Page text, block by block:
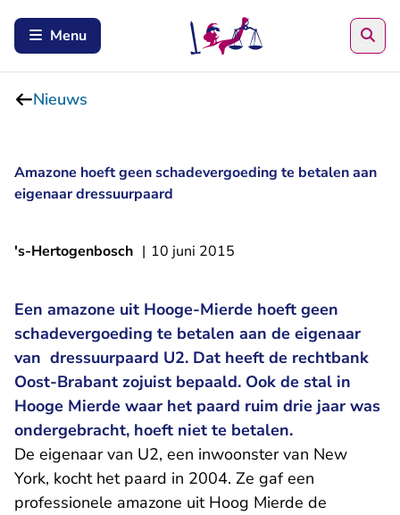
Menu
Nieuws
Amazone hoeft geen schadevergoeding te betalen aan
eigenaar dressuurpaard
's-Hertogenbosch | 10 juni 2015
Een amazone uit Hooge-Mierde hoeft geen
schadevergoeding te betalen aan de eigenaar
van dressuurpaard U2. Dat heeft de rechtbank
Oost-Brabant zojuist bepaald. Ook de stal in
Hooge Mierde waar het paard ruim drie jaar was
ondergebracht, hoeft niet te betalen.
De eigenaar van U2, een inwoonster van New
York, kocht het paard in 2004. Ze gaf een
professionele amazone uit Hoog Mierde de